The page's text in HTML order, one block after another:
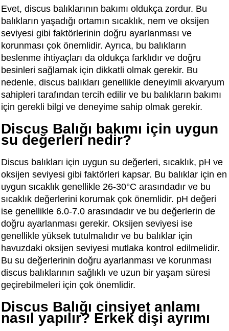
Evet, discus balıklarının bakımı oldukça zordur. Bu
balıkların yaşadığı ortamın sıcaklık, nem ve oksijen
seviyesi gibi faktörlerinin doğru ayarlanması ve
korunması çok önemlidir. Ayrıca, bu balıkların
beslenme ihtiyaçları da oldukça farklıdır ve doğru
besinleri sağlamak için dikkatli olmak gerekir. Bu
nedenle, discus balıkları genellikle deneyimli akvaryum
sahipleri tarafından tercih edilir ve bu balıkların bakımı
için gerekli bilgi ve deneyime sahip olmak gerekir.
Discus Balığı bakımı için uygun
su değerleri nedir?
Discus balıkları için uygun su değerleri, sıcaklık, pH ve
oksijen seviyesi gibi faktörleri kapsar. Bu balıklar için en
uygun sıcaklık genellikle 26-30°C arasındadır ve bu
sıcaklık değerlerini korumak çok önemlidir. pH değeri
ise genellikle 6.0-7.0 arasındadır ve bu değerlerin de
doğru ayarlanması gerekir. Oksijen seviyesi ise
genellikle yüksek tutulmalıdır ve bu balıklar için
havuzdaki oksijen seviyesi mutlaka kontrol edilmelidir.
Bu su değerlerinin doğru ayarlanması ve korunması
discus balıklarının sağlıklı ve uzun bir yaşam süresi
geçirebilmeleri için çok önemlidir.
Discus Balığı cinsiyet anlamı
nasıl yapılır? Erkek dişi ayrımı